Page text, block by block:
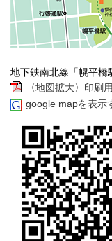
地下鉄南北線「幌平
〈地図拡大〉印刷
google mapを表示